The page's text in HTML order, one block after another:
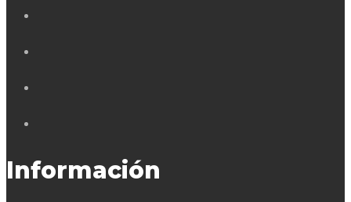
Información